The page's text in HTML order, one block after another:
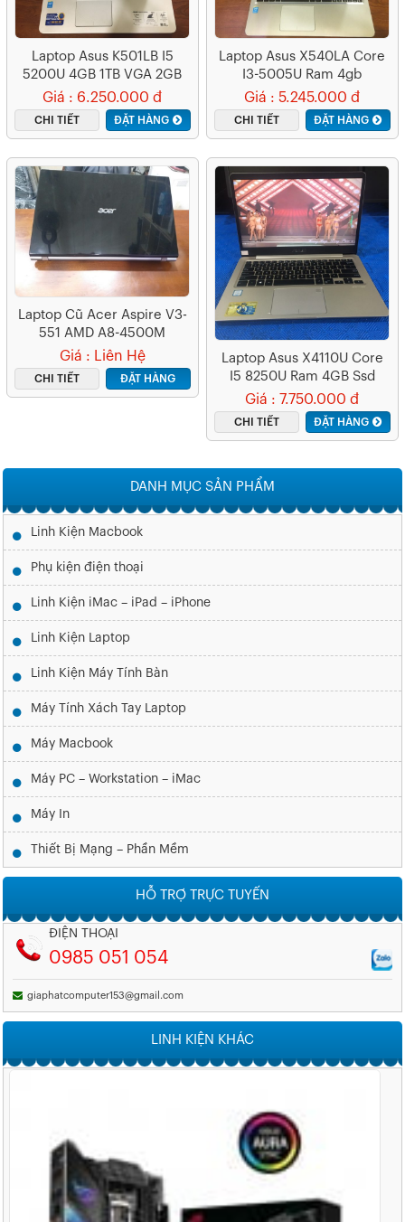
Laptop Asus K501LB I5
5200U 4GB 1TB VGA 2GB
Giá : 6.250.000 đ
CHI TIẾT ĐẶT HÀNG
Laptop Asus X540LA Core
I3-5005U Ram 4gb
Ssd128GB Màn Hình 15.6″
Giá : 5.245.000 đ
CHI TIẾT ĐẶT HÀNG
Laptop Cũ Acer Aspire V3-
551 AMD A8-4500M
Giá : Liên Hệ
CHI TIẾT ĐẶT HÀNG
Laptop Asus X4110U Core
I5 8250U Ram 4GB Ssd
256GB
Giá : 7.750.000 đ
CHI TIẾT ĐẶT HÀNG
DANH MỤC SẢN PHẨM
Linh Kiện Macbook
Phụ kiện điện thoại
Linh Kiện iMac – iPad – iPhone
Linh Kiện Laptop
Linh Kiện Máy Tính Bàn
Máy Tính Xách Tay Laptop
Máy Macbook
Máy PC – Workstation – iMac
Máy In
Thiết Bị Mạng – Phần Mềm
HỖ TRỢ TRỰC TUYẾN
ĐIỆN THOẠI
0985 051 054
giaphatcomputer153@gmail.com
LINH KIỆN KHÁC